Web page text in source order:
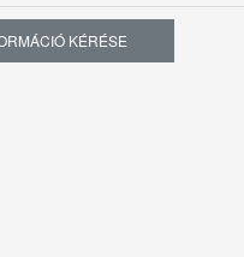
KÉRÉSE